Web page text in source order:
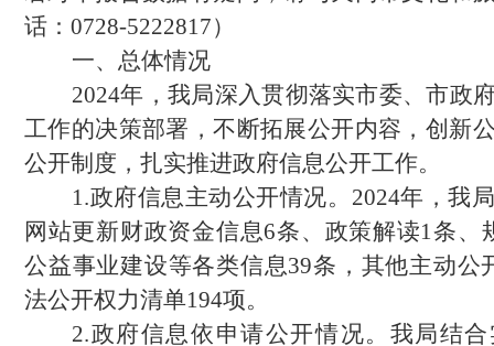
话：0728-5222817）
一、 总体情况
2024年，我局深入贯彻落实市委、市政
工作的决策部署，不断拓展公开内容，创新
公开制度，扎实推进政府信息公开工作。
1.政府信息主动公开情况。2024年，我
网站更新财政资金信息6条、政策解读1条、
公益事业建设等各类信息39条，其他主动公
法公开权力清单194项。
2.政府信息依申请公开情况。我局结